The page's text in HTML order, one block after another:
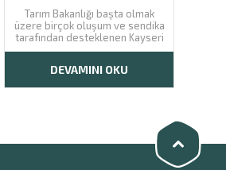
Tarım Bakanlığı başta olmak
üzere birçok oluşum ve sendika
tarafından desteklenen Kayseri
hayvansal üretim alanları,
şehirlerinden biridir. Kayseri’de
hayvansal üretim ile ilgilenen
DEVAMINI OKU
Müşteri Temsilcisi